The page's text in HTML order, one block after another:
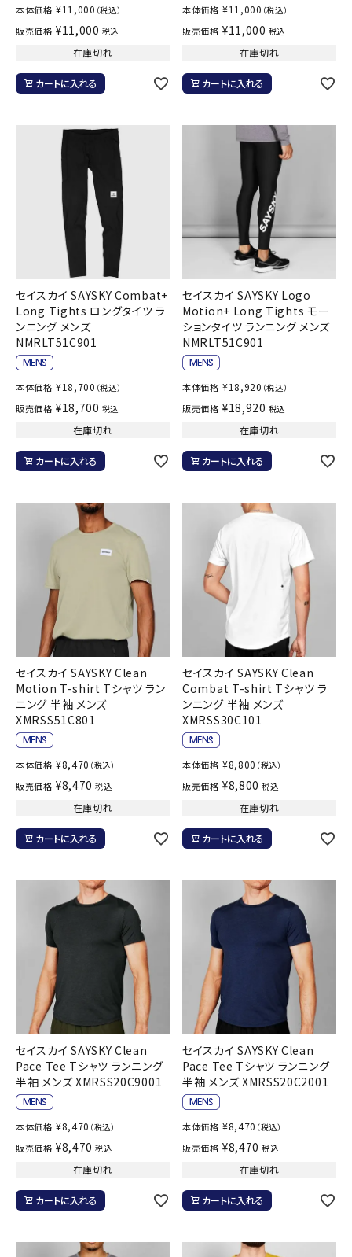
本体価格 ¥11,000 （税込）
販売価格 ¥11,000 税込
在庫切れ
カートに入れる
本体価格 ¥11,000 （税込）
販売価格 ¥11,000 税込
在庫切れ
カートに入れる
セイスカイ SAYSKY Combat+
Long Tights ロングタイツ ラ
ンニング メンズ
NMRLT51C901
本体価格 ¥18,700 （税込）
販売価格 ¥18,700 税込
在庫切れ
カートに入れる
セイスカイ SAYSKY Logo
Motion+ Long Tights モー
ションタイツ ランニング メンズ
NMRLT51C901
本体価格 ¥18,920 （税込）
販売価格 ¥18,920 税込
在庫切れ
カートに入れる
セイスカイ SAYSKY Clean
Motion T-shirt Tシャツ ラン
ニング 半袖 メンズ
XMRSS51C801
本体価格 ¥8,470 （税込）
販売価格 ¥8,470 税込
在庫切れ
カートに入れる
セイスカイ SAYSKY Clean
Combat T-shirt Tシャツ ラ
ンニング 半袖 メンズ
XMRSS30C101
本体価格 ¥8,800 （税込）
販売価格 ¥8,800 税込
在庫切れ
カートに入れる
セイスカイ SAYSKY Clean
Pace Tee Tシャツ ランニング
半袖 メンズ XMRSS20C9001
本体価格 ¥8,470 （税込）
販売価格 ¥8,470 税込
在庫切れ
カートに入れる
セイスカイ SAYSKY Clean
Pace Tee Tシャツ ランニング
半袖 メンズ XMRSS20C2001
本体価格 ¥8,470 （税込）
販売価格 ¥8,470 税込
在庫切れ
カートに入れる